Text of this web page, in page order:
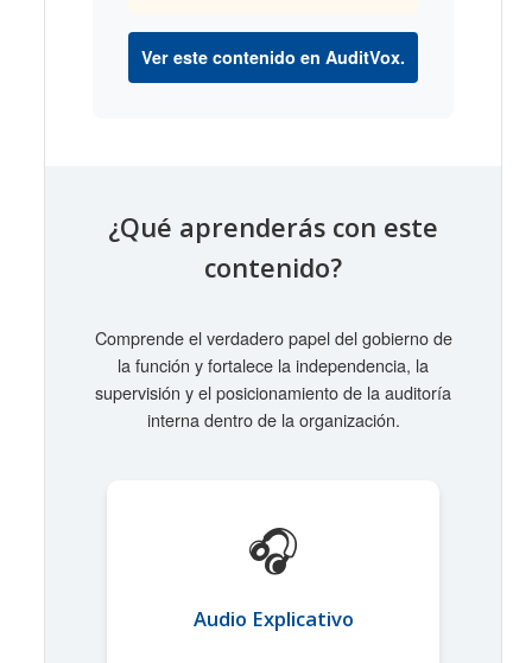
Ver este contenido en AuditVox.
¿Qué aprenderás con este
contenido?
Comprende el verdadero papel del gobierno de
la función y fortalece la independencia, la
supervisión y el posicionamiento de la auditoría
interna dentro de la organización.
🎧
Audio Explicativo